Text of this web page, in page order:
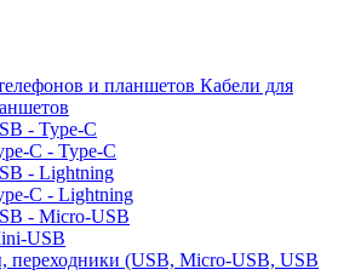
Кабели для
- Type-C
C - Type-C
- Lightning
C - Lightning
- Micro-USB
USB
переходники (USB, Micro-USB, USB